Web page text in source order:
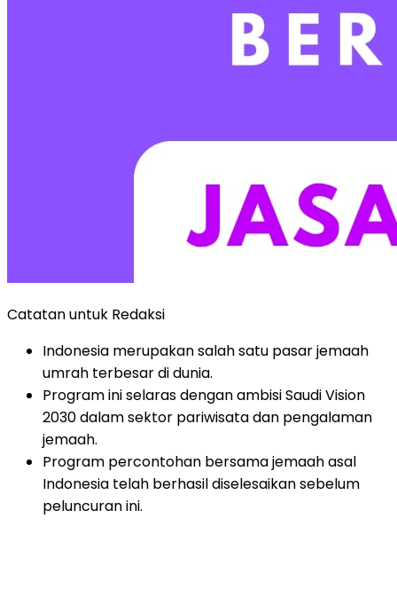
Catatan untuk Redaksi
Indonesia merupakan salah satu pasar jemaah
umrah terbesar di dunia.
Program ini selaras dengan ambisi Saudi Vision
2030 dalam sektor pariwisata dan pengalaman
jemaah.
Program percontohan bersama jemaah asal
Indonesia telah berhasil diselesaikan sebelum
peluncuran ini.